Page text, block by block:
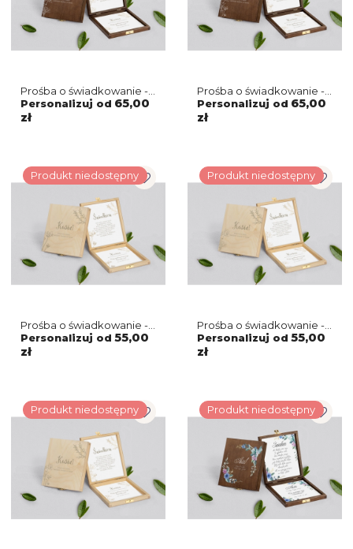
Prośba o świadkowanie -
brązowe puzzle Fiori
Motyw 3
Personalizuj od 65,00
zł
Prośba o świadkowanie -
brązowe puzzle Fiori
Motyw 2
Personalizuj od 65,00
zł
Produkt niedostępny
Prośba o świadkowanie -
naturalne puzzle Fiori
Motyw 4
Personalizuj od 55,00
zł
Produkt niedostępny
Prośba o świadkowanie -
naturalne puzzle Fiori
Motyw 3
Personalizuj od 55,00
zł
Produkt niedostępny Produkt niedostępny